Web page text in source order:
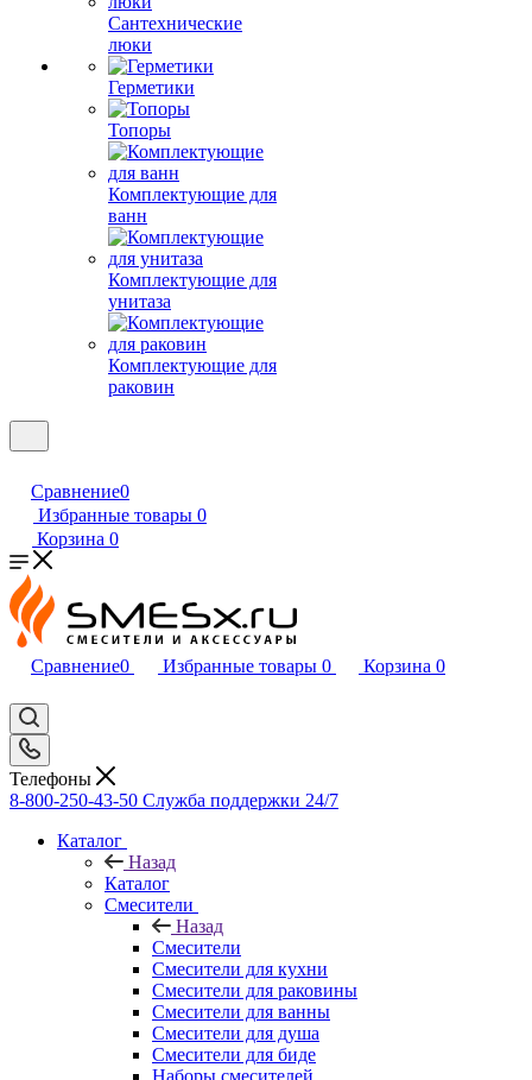
Сантехнические
люки
Герметики
Топоры
Комплектующие для
ванн
Комплектующие для
унитаза
Комплектующие для
раковин
Сравнение0
Избранные товары 0
Корзина 0
Сравнение0 Избранные товары 0 Корзина 0
Телефоны
8-800-250-43-50 Служба поддержки 24/7
Каталог
Назад
Каталог
Смесители
Назад
Смесители
Смесители для кухни
Смесители для раковины
Смесители для ванны
Смесители для душа
Смесители для биде
Наборы смесителей